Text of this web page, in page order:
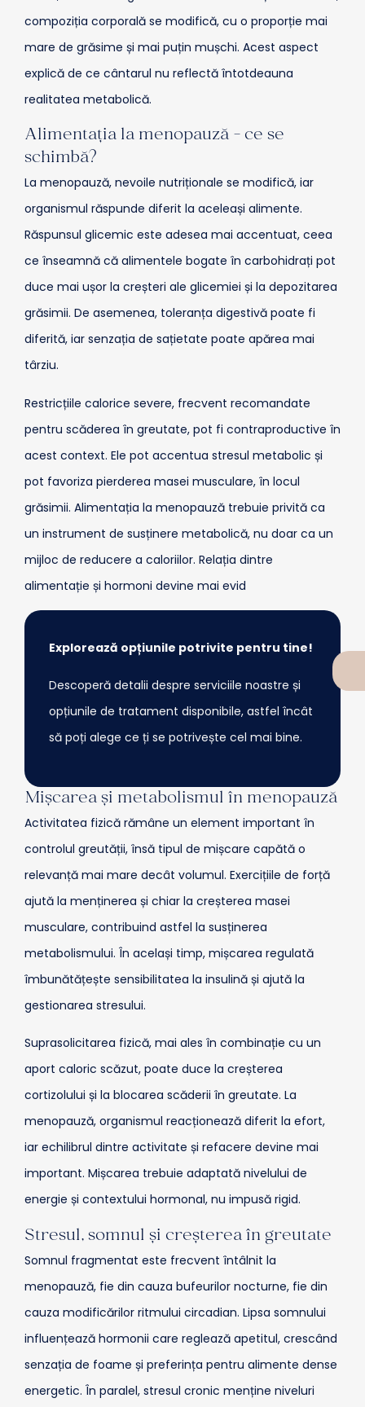
compoziția corporală se modifică, cu o proporție mai
mare de grăsime și mai puțin mușchi. Acest aspect
explică de ce cântarul nu reflectă întotdeauna
realitatea metabolică.
Alimentația la menopauză - ce se
schimbă?
La menopauză, nevoile nutriționale se modifică, iar
organismul răspunde diferit la aceleași alimente.
Răspunsul glicemic este adesea mai accentuat, ceea
ce înseamnă că alimentele bogate în carbohidrați pot
duce mai ușor la creșteri ale glicemiei și la depozitarea
grăsimii. De asemenea, toleranța digestivă poate fi
diferită, iar senzația de sațietate poate apărea mai
târziu.
Restricțiile calorice severe, frecvent recomandate
pentru scăderea în greutate, pot fi contraproductive în
acest context. Ele pot accentua stresul metabolic și
pot favoriza pierderea masei musculare, în locul
grăsimii. Alimentația la menopauză trebuie privită ca
un instrument de susținere metabolică, nu doar ca un
mijloc de reducere a caloriilor. Relația dintre
alimentație și hormoni devine mai evid
Explorează opțiunile potrivite pentru tine!
Descoperă detalii despre serviciile noastre și
opțiunile de tratament disponibile, astfel încât
să poți alege ce ți se potrivește cel mai bine.
Mișcarea și metabolismul în menopauză
Activitatea fizică rămâne un element important în
controlul greutății, însă tipul de mișcare capătă o
relevanță mai mare decât volumul. Exercițiile de forță
ajută la menținerea și chiar la creșterea masei
musculare, contribuind astfel la susținerea
metabolismului. În același timp, mișcarea regulată
îmbunătățește sensibilitatea la insulină și ajută la
gestionarea stresului.
Suprasolicitarea fizică, mai ales în combinație cu un
aport caloric scăzut, poate duce la creșterea
cortizolului și la blocarea scăderii în greutate. La
menopauză, organismul reacționează diferit la efort,
iar echilibrul dintre activitate și refacere devine mai
important. Mișcarea trebuie adaptată nivelului de
energie și contextului hormonal, nu impusă rigid.
Stresul, somnul și creșterea în greutate
Somnul fragmentat este frecvent întâlnit la
menopauză, fie din cauza bufeurilor nocturne, fie din
cauza modificărilor ritmului circadian. Lipsa somnului
influențează hormonii care reglează apetitul, crescând
senzația de foame și preferința pentru alimente dense
energetic. În paralel, stresul cronic menține niveluri